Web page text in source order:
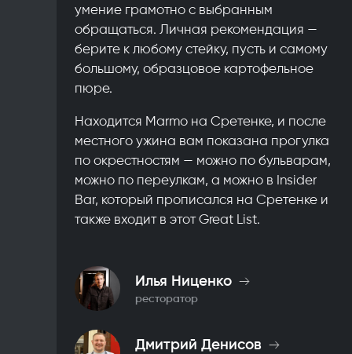
умение грамотно с выбранным
обращаться. Личная рекомендация —
берите к любому стейку, пусть и самому
большому, образцовое картофельное
пюре.
Находится Marmo на Сретенке, и после
местного ужина вам показана прогулка
по окрестностям — можно по бульварам,
можно по переулкам, а можно в Insider
Bar, который прописался на Сретенке и
также входит в этот Great List.
Илья Ниценко
ресторатор
Дмитрий Денисов